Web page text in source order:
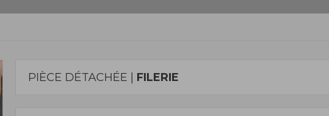
PIÈCE DÉTACHÉE | FILERIE